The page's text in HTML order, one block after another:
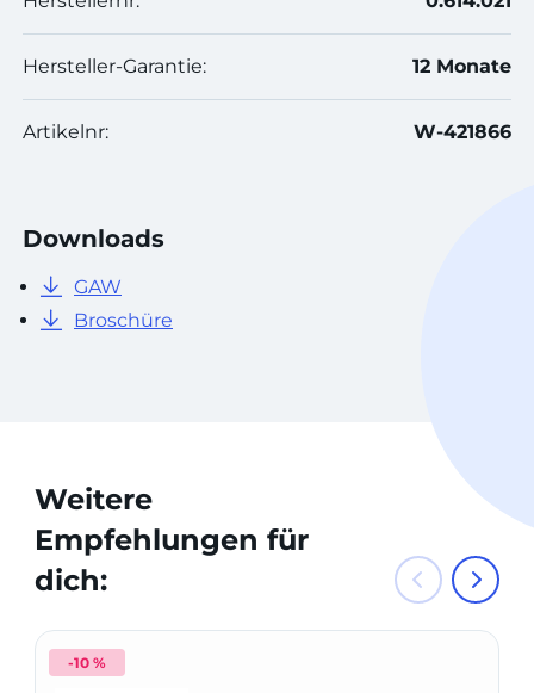
Hersteller-Garantie: 12 Monate
Artikelnr: W-421866
Downloads
GAW
Broschüre
Weitere
Empfehlungen für
dich:
-10 %